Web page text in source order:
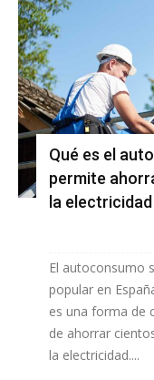
Qué es el
permite
la electricidad
El autoconsumo
popular en
es una forma de
de ahorrar
la electricidad....